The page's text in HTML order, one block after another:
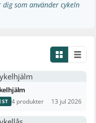
som använder cykeln
4 produkter 13 jul 2026